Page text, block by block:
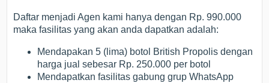
Daftar menjadi Agen kami hanya dengan Rp. 990.000
maka fasilitas yang akan anda dapatkan adalah:
Mendapakan 5 (lima) botol British Propolis dengan
harga jual sebesar Rp. 250.000 per botol
Mendapatkan fasilitas gabung grup WhatsApp